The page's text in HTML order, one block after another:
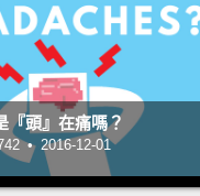
『頭』在痛嗎？
• 2016-12-01